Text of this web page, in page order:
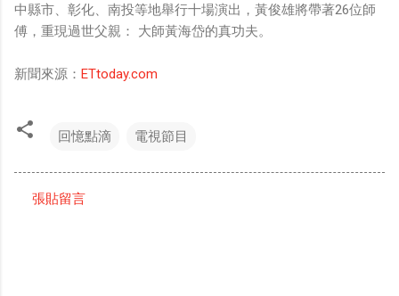
中縣市、彰化、南投等地舉行十場演出，黃俊雄將帶著26位師
傅，重現過世父親： 大師黃海岱的真功夫。
新聞來源： ETtoday.com
回憶點滴 電視節目
張貼留言